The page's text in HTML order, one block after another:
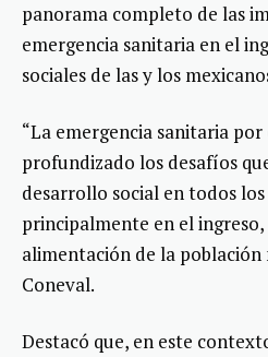
panorama completo de las
emergencia sanitaria en el
sociales de las y los
“La emergencia sanitaria
profundizado los desafíos
desarrollo social en todos
principalmente en el
alimentación de la población
Coneval.
Destacó que, en este